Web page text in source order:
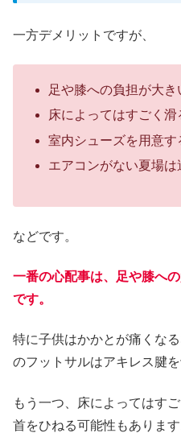
一方デメリットですが、
足や膝への負担が大き
床によってはすごく滑
室内シューズを用意す
エアコンがない夏場は
などです。
一番の心配事は、足や膝へ
です。
特に子供はかかとが痛くな
のフットサルはアキレス腱を
もう一つ、床によってはす
首をひねる可能性もあります